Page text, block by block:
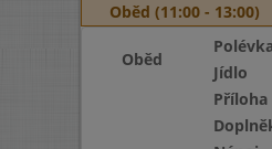
Oběd (11:00 - 13:00)
Oběd
Jídlo
Příloha